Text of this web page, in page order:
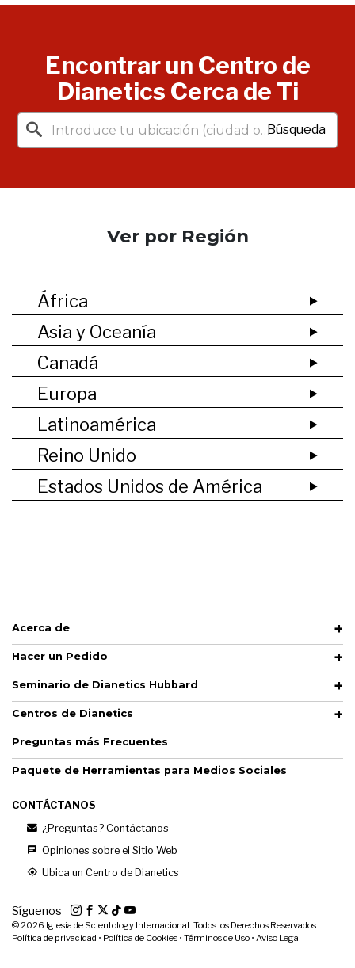
Encontrar un Centro de
Dianetics Cerca de Ti
Búsqueda
Ver por Región
África
Asia y Oceanía
Canadá
Europa
Latinoamérica
Reino Unido
Estados Unidos de América
Acerca de
Hacer un Pedido
Seminario de Dianetics Hubbard
Centros de Dianetics
Preguntas más Frecuentes
Paquete de Herramientas para Medios Sociales
CONTÁCTANOS
¿Preguntas? Contáctanos
Opiniones sobre el Sitio Web
Ubica un Centro de Dianetics
Síguenos
© 2026 Iglesia de Scientology Internacional. Todos los Derechos Reservados.
Política de privacidad • Política de Cookies • Términos de Uso • Aviso Legal